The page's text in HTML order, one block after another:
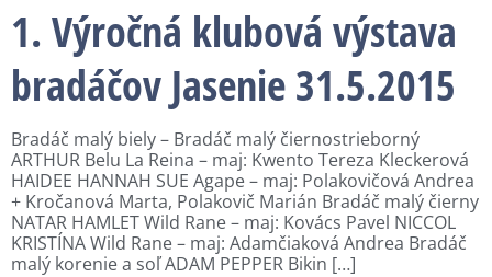
1. Výročná klubová výstava
bradáčov Jasenie 31.5.2015
Bradáč malý biely – Bradáč malý čiernostrieborný
ARTHUR Belu La Reina – maj: Kwento Tereza Kleckerová
HAIDEE HANNAH SUE Agape – maj: Polakovičová Andrea
+ Kročanová Marta, Polakovič Marián Bradáč malý čierny
NATAR HAMLET Wild Rane – maj: Kovács Pavel NICCOL
KRISTÍNA Wild Rane – maj: Adamčiaková Andrea Bradáč
malý korenie a soľ ADAM PEPPER Bikin […]